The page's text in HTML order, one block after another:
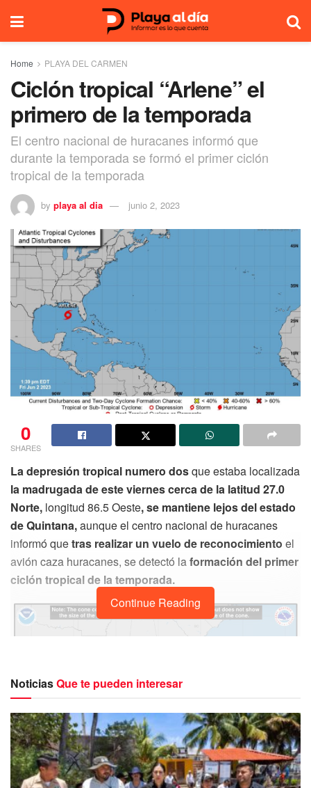
Home PLAYA DEL CARMEN
Ciclón tropical “Arlene” el
primero de la temporada
El centro nacional de huracanes informó que
durante la temporada se formó el primer ciclón
tropical de la temporada
by playa al dia junio 2, 2023
0
SHARES
La depresión tropical numero dosque estaba localizada
la madrugada de este viernes cerca de la latitud 27.0
Norte, longitud 86.5 Oeste, se mantiene lejos del estado
de Quintana,aunque el centro nacional de huracanes
informó quetras realizar un vuelo de reconocimiento el
avión caza huracanes, se detectó la formación del primer
ciclón tropical de la temporada.
Continue Reading
NoticiasQue te pueden interesar